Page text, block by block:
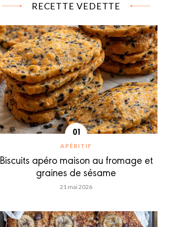
RECETTE VEDETTE
APÉRITIF
Biscuits apéro maison au fromage et
graines de sésame
21 mai 2026